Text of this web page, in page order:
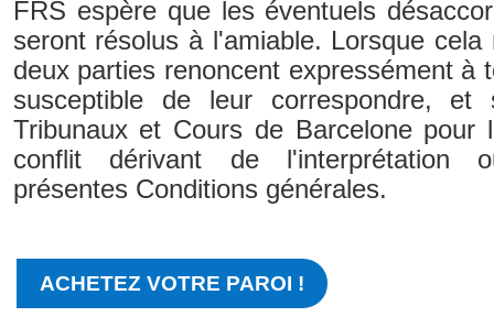
FRS espère que les éventuels
seront résolus à l'amiable. Lorsque
deux parties renoncent expressément à
susceptible de leur correspondre, et
Tribunaux et Cours de Barcelone pour
conflit dérivant de l'interprétation
présentes Conditions générales.
ACHETEZ VOTRE PAROI !